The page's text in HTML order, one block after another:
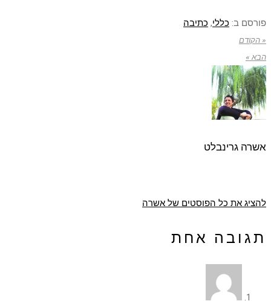
פורסם ב: כללי, כתיבה
« הקודם
הבא »
אשרה גרינבלט
להציג את כל הפוסטים של אשרה
תגובה אחת